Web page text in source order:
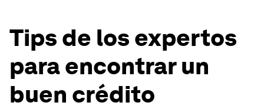
Tips de los expertos
para encontrar un
buen crédito